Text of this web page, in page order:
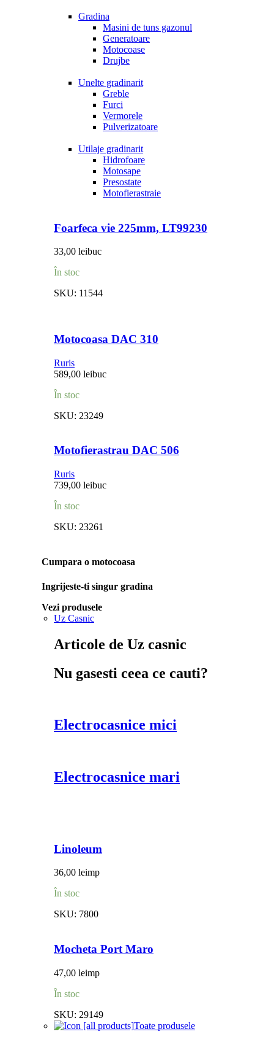
Gradina
Masini de tuns gazonul
Generatoare
Motocoase
Drujbe
Unelte gradinarit
Greble
Furci
Vermorele
Pulverizatoare
Utilaje gradinarit
Hidrofoare
Motosape
Presostate
Motofierastraie
Foarfeca vie 225mm, LT99230
33,00 leibuc
În stoc
SKU: 11544
Motocoasa DAC 310
Ruris
589,00 leibuc
În stoc
SKU: 23249
Motofierastrau DAC 506
Ruris
739,00 leibuc
În stoc
SKU: 23261
Cumpara o motocoasa
Ingrijeste-ti singur gradina
Vezi produsele
Uz Casnic
Articole de Uz casnic
Nu gasesti ceea ce cauti?
Electrocasnice mici
Electrocasnice mari
Linoleum
36,00 leimp
În stoc
SKU: 7800
Mocheta Port Maro
47,00 leimp
În stoc
SKU: 29149
Toate produsele